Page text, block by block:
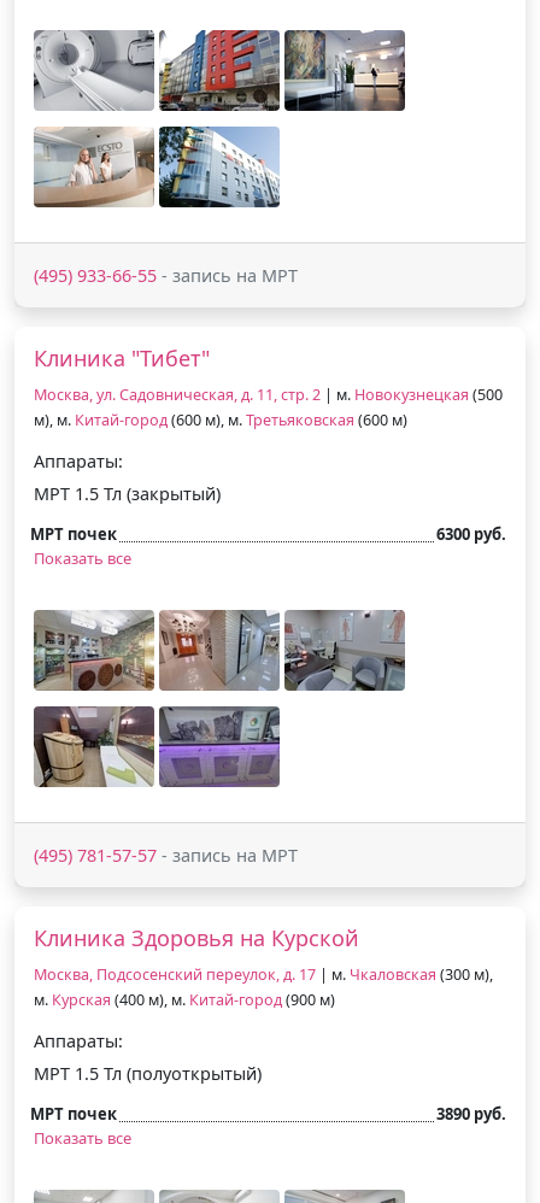
(495) 933-66-55 - запись на МРТ
Клиника "Тибет"
Москва, ул. Садовническая, д. 11, стр. 2 | м. Новокузнецкая (500
м), м. Китай-город(600 м), м.Третьяковская (600 м)
Аппараты:
МРТ 1.5 Тл (закрытый)
МРТ почек
6300 руб.
Показать все
(495) 781-57-57 - запись на МРТ
Клиника Здоровья на Курской
Москва, Подсосенский переулок, д. 17 | м. Чкаловская (300 м),
м. Курская (400 м), м. Китай-город(900 м)
Аппараты:
МРТ 1.5 Тл (полуоткрытый)
МРТ почек
3890 руб.
Показать все